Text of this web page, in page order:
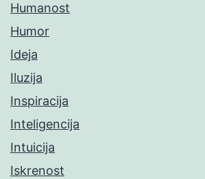
Humanost
Humor
Ideja
Iluzija
Inspiracija
Inteligencija
Intuicija
Iskrenost